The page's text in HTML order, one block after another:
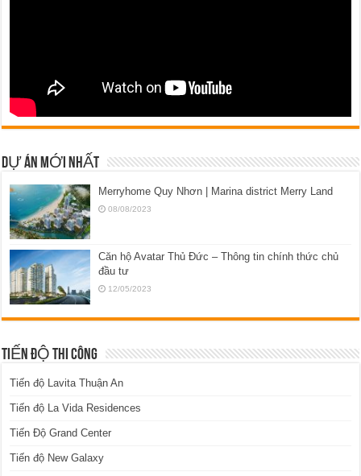
DỰ ÁN MỚI NHẤT
Merryhome Quy Nhơn | Marina district Merry Land
08/08/2023
Căn hộ Avatar Thủ Đức – Thông tin chính thức chủ
đầu tư
12/05/2023
TIẾN ĐỘ THI CÔNG
Tiến độ Lavita Thuận An
Tiến độ La Vida Residences
Tiến Độ Grand Center
Tiến độ New Galaxy